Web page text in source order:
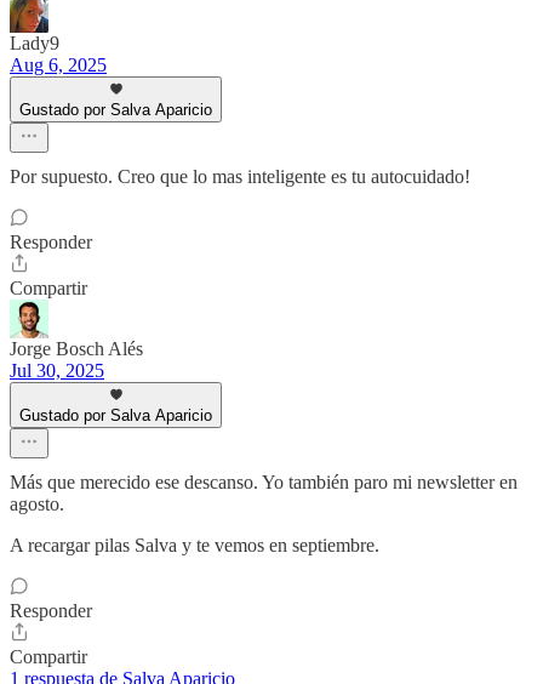
Lady9
Aug 6, 2025
Gustado por Salva Aparicio
Por supuesto. Creo que lo mas inteligente es tu autocuidado!
Responder
Compartir
Jorge Bosch Alés
Jul 30, 2025
Gustado por Salva Aparicio
Más que merecido ese descanso. Yo también paro mi newsletter en
agosto.
A recargar pilas Salva y te vemos en septiembre.
Responder
Compartir
1 respuesta de Salva Aparicio